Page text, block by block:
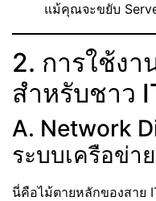
แม้คุณจะขยับ
2. การใช้ง
สำหรับชาว
A. Network
ระบบเครือข่า
นี่คือไม้ตายหลักของสาย